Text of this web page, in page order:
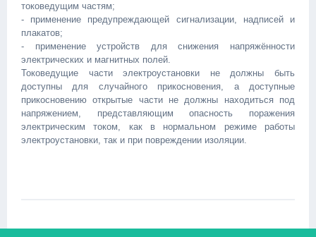
токоведущим частям;
- применение предупреждающей сигнализации, надписей и
плакатов;
- применение устройств для снижения напряжённости
электрических и магнитных полей.
Токоведущие части электроустановки не должны быть
доступны для случайного прикосновения, а доступные
прикосновению открытые части не должны находиться под
напряжением, представляющим опасность поражения
электрическим током, как в нормальном режиме работы
электроустановки, так и при повреждении изоляции.